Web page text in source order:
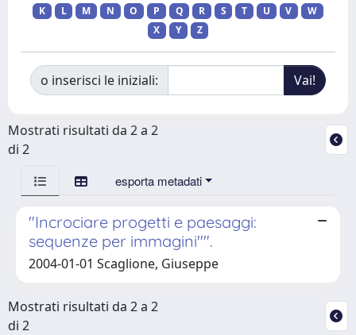
K
L M N O P Q R S T U V
W
X
Y Z
o inserisci le iniziali:
Mostrati risultati da 2 a 2
di 2
esporta metadati
"Incrociare progetti e paesaggi:
sequenze per immagini"".
2004-01-01 Scaglione, Giuseppe
Mostrati risultati da 2 a 2
di 2